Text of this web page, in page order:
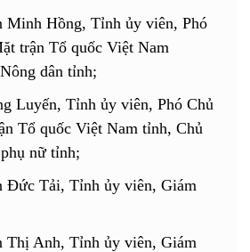
Minh Hồng, Tỉnh ủy viên, Phó
trận Tổ quốc Việt Nam
dân tỉnh;
Luyến, Tỉnh ủy viên, Phó Chủ
Tổ quốc Việt Nam tỉnh, Chủ
nữ tỉnh;
Đức Tải, Tỉnh ủy viên, Giám
Thị Anh, Tỉnh ủy viên, Giám